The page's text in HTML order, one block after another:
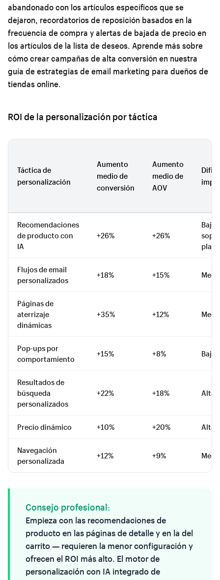
abandonado con los artículos específicos que se
dejaron, recordatorios de reposición basados en la
frecuencia de compra y alertas de bajada de precio en
los artículos de la lista de deseos. Aprende más sobre
cómo crear campañas de alta conversión en nuestra
guía deestrategias de email marketing para dueños de
tiendas online.
ROI de la personalización por táctica
Táctica de
personalización
Aumento
medio de
conversión
Aumento
medio de
AOV
Recomendaciones
de producto con
IA
+26% +26%
Baja
Flujos de email
personalizados
+18% +15%
Páginas de
aterrizaje
dinámicas
+35% +12%
Pop-ups por
comportamiento
+15% +8% Baja
Resultados de
búsqueda
personalizados
+22% +18% Alta
Precio dinámico +10% +20% Alta
Navegación
personalizada
+12% +9%
Consejo profesional:
Empieza con las recomendaciones de
producto en las páginas de detalle y en la del
carrito — requieren la menor configuración y
ofrecen el ROI más alto. El motor de
personalización con IA integrado de